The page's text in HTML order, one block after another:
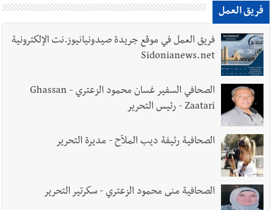
فريق العمل
فريق العمل في موقع جريدة صيدونيانيوز.نت الإلكترونية
Sidonianews.net
الصحافي السفير غسان محمود الزعتري - Ghassan
Zaatari - رئيس التحرير
الصحافية رئيفة ديب الملاّح - مديرة التحرير
الصحافية منى محمود الزعتري - سكرتير التحرير